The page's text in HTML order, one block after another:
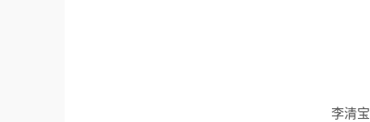
李清宝